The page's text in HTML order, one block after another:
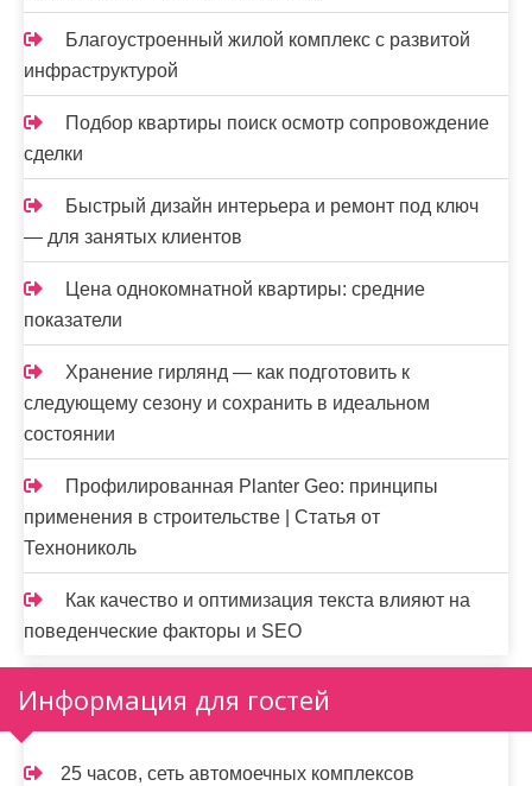
Благоустроенный жилой комплекс с развитой
инфраструктурой
Подбор квартиры поиск осмотр сопровождение
сделки
Быстрый дизайн интерьера и ремонт под ключ
— для занятых клиентов
Цена однокомнатной квартиры: средние
показатели
Хранение гирлянд — как подготовить к
следующему сезону и сохранить в идеальном
состоянии
Профилированная Planter Geo: принципы
применения в строительстве | Статья от
Технониколь
Как качество и оптимизация текста влияют на
поведенческие факторы и SEO
Информация для гостей
25 часов, сеть автомоечных комплексов